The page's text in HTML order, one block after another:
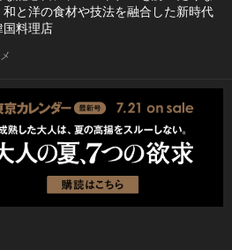
和と洋の食材や技法を融合した新時代
国料理店